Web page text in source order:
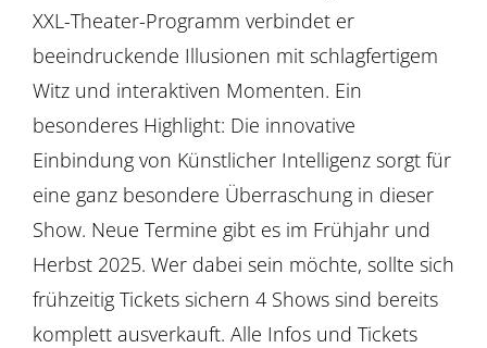
XXL-Theater-Programm verbindet er
beeindruckende Illusionen mit schlagfertigem
Witz und interaktiven Momenten. Ein
besonderes Highlight: Die innovative
Einbindung von Künstlicher Intelligenz sorgt für
eine ganz besondere Überraschung in dieser
Show. Neue Termine gibt es im Frühjahr und
Herbst 2025. Wer dabei sein möchte, sollte sich
frühzeitig Tickets sichern 4 Shows sind bereits
komplett ausverkauft. Alle Infos und Tickets